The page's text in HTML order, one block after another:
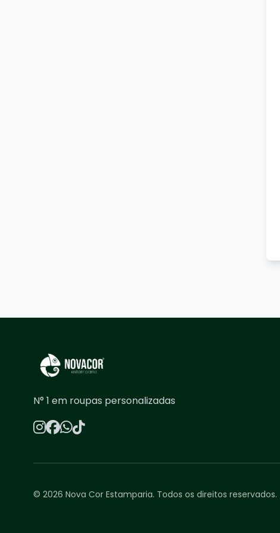
N° 1 em roupas personalizadas
© 2026 Nova Cor Estamparia. Todos os direitos reservados.